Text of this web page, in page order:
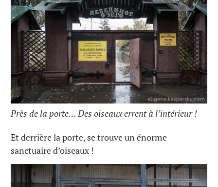
Près de la porte… Des oiseaux errent à l’intérieur !
Et derrière la porte, se trouve un énorme
sanctuaire d’oiseaux !